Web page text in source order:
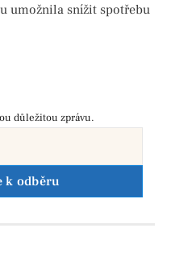
umožnila snížit spotřebu
důležitou zprávu.
k odběru